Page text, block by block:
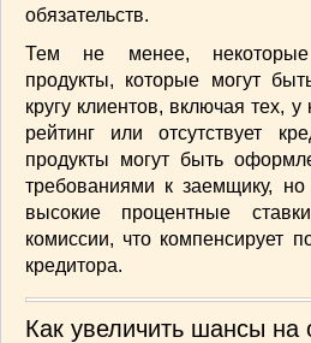
обязательств.
Тем не менее, некоторые
продукты, которые могут
кругу клиентов, включая тех, у
рейтинг или отсутствует
продукты могут быть
требованиями к заемщику,
высокие процентные
комиссии, что компенсирует
кредитора.
Как увеличить шансы на